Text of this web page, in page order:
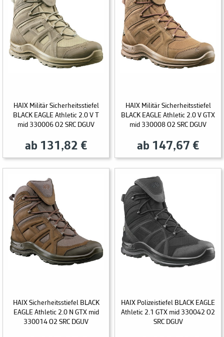
HAIX Militär Sicherheitsstiefel
BLACK EAGLE Athletic 2.0 V T
mid 330006 O2 SRC DGUV
ab 131,82 €
HAIX Militär Sicherheitsstiefel
BLACK EAGLE Athletic 2.0 V GTX
mid 330008 O2 SRC DGUV
ab 147,67 €
HAIX Sicherheitsstiefel BLACK
EAGLE Athletic 2.0 N GTX mid
330014 O2 SRC DGUV
HAIX Polizeistiefel BLACK EAGLE
Athletic 2.1 GTX mid 330042 O2
SRC DGUV